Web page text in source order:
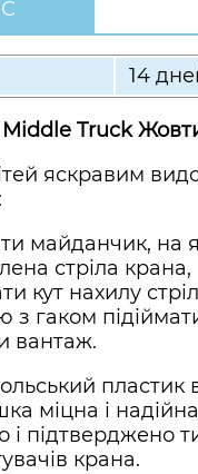
14
Truck
яскравим
майданчик, на
стріла крана,
кут нахилу
з гаком
вантаж.
пластик
міцна і
і підтверджено
крана.